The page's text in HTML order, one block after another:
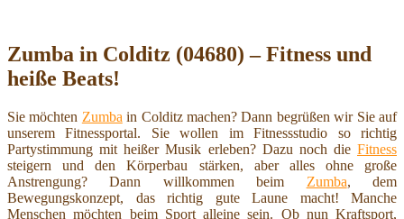
Zumba in Colditz (04680) – Fitness und
heiße Beats!
Sie möchten Zumba in Colditz machen? Dann begrüßen wir Sie auf
unserem Fitnessportal. Sie wollen im Fitnessstudio so richtig
Partystimmung mit heißer Musik erleben? Dazu noch die Fitness
steigern und den Körperbau stärken, aber alles ohne große
Anstrengung? Dann willkommen beim Zumba, dem
Bewegungskonzept, das richtig gute Laune macht! Manche
Menschen möchten beim Sport alleine sein. Ob nun Kraftsport,